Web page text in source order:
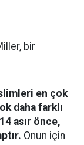
bir
en çok
daha farklı
14 asır önce,
Onun için